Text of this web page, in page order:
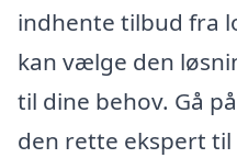
indhente tilbud fra
kan vælge den
til dine behov. Gå
den rette ekspert